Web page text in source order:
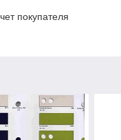
покупателя